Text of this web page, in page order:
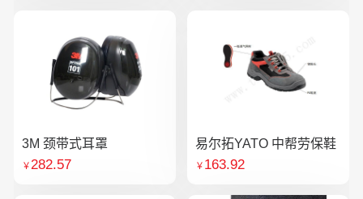
3M 颈带式耳罩
￥282.57
易尔拓YATO 中帮劳保鞋
￥ 163.92